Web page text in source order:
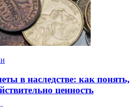
в наследстве: как понять,
ценность